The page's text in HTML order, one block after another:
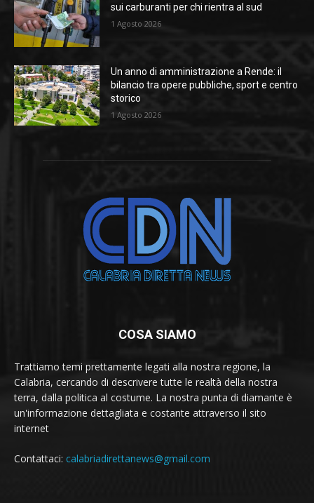
sui carburanti per chi rientra al sud
1 Agosto 2026
Un anno di amministrazione a Rende: il
bilancio tra opere pubbliche, sport e centro
storico
1 Agosto 2026
COSA SIAMO
Trattiamo temi prettamente legati alla nostra regione, la
Calabria, cercando di descrivere tutte le realtà della nostra
terra, dalla politica al costume. La nostra punta di diamante è
un'informazione dettagliata e costante attraverso il sito
internet
Contattaci: calabriadirettanews@gmail.com